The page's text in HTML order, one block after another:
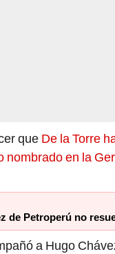
que De la Torre
nombrado en la
de Petroperú no
a Hugo